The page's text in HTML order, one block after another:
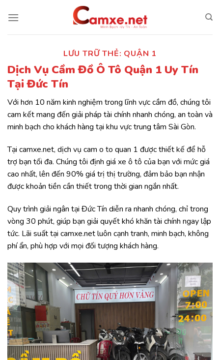
đến
LƯU TRỮ THẺ: QUẬN 1
Dịch Vụ Cầm Đồ Ô Tô Quận 1 Uy Tín
Tại Đức Tín
Với hơn 10 năm kinh nghiệm trong lĩnh vực cầm đồ, chúng tôi
cam kết mang đến giải pháp tài chính nhanh chóng, an toàn và
minh bạch cho khách hàng tại khu vực trung tâm Sài Gòn.
Tại camxe.net, dịch vụ cam o to quan 1 được thiết kế để hỗ
trợ bạn tối đa. Chúng tôi định giá xe ô tô của bạn với mức giá
cao nhất, lên đến 90% giá trị thị trường, đảm bảo bạn nhận
được khoản tiền cần thiết trong thời gian ngắn nhất.
Quy trình giải ngân tại Đức Tín diễn ra nhanh chóng, chỉ trong
vòng 30 phút, giúp bạn giải quyết khó khăn tài chính ngay lập
tức. Lãi suất tại camxe.net luôn cạnh tranh, minh bạch, không
phí ẩn, phù hợp với mọi đối tượng khách hàng.